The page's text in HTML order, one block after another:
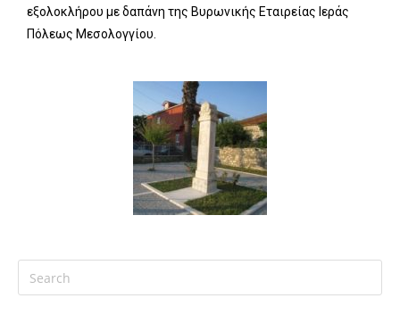
εξολοκλήρου με δαπάνη της Βυρωνικής Eταιρείας Ιεράς
Πόλεως Μεσολογγίου.